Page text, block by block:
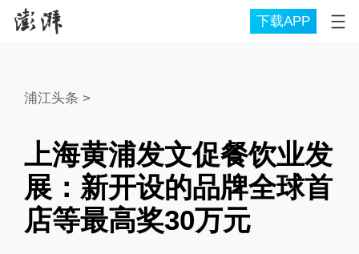
下载APP
浦江头条 >
上海黄浦发文促餐饮业发
展：新开设的品牌全球首
店等最高奖30万元